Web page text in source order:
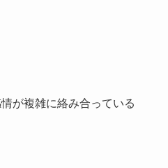
が複雑に絡み合っている